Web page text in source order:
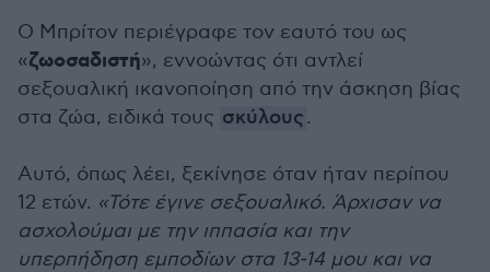
Ο Μπρίτον περιέγραφε τον εαυτό του ως
«ζωοσαδιστή», εννοώντας ότι αντλεί
σεξουαλική ικανοποίηση από την άσκηση βίας
στα ζώα, ειδικά τους σκύλους.
Αυτό, όπως λέει, ξεκίνησε όταν ήταν περίπου
12 ετών. «Τότε έγινε σεξουαλικό. Άρχισαν να
ασχολούμαι με την ιππασία και την
υπερπήδηση εμποδίων στα 13-14 μου και να